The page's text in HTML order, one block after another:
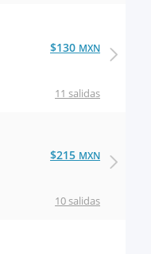
11 salidas
$130 MXN
10 salidas
$215 MXN